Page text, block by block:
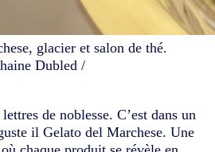
glacier et salon de thé.
Dubled /
de noblesse. C’est dans un
il Gelato del Marchese. Une